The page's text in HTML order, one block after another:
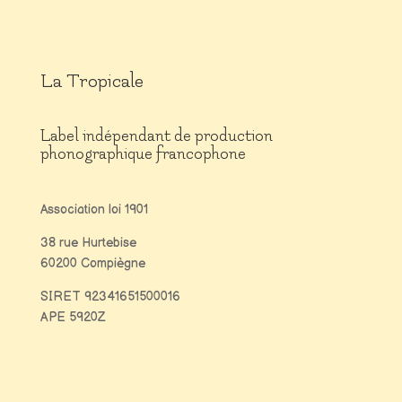
La Tropicale
Label indépendant de production
phonographique francophone
Association loi 1901
38 rue Hurtebise
60200 Compiègne
SIRET 92341651500016
APE 5920Z